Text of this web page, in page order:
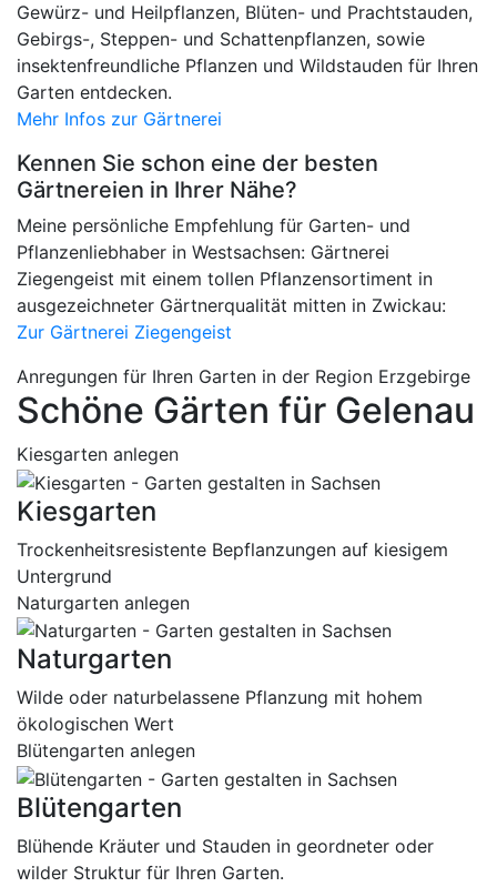
Gewürz- und Heilpflanzen, Blüten- und Prachtstauden,
Gebirgs-, Steppen- und Schattenpflanzen, sowie
insektenfreundliche Pflanzen und Wildstauden für Ihren
Garten entdecken.
Mehr Infos zur Gärtnerei
Kennen Sie schon eine der besten
Gärtnereien in Ihrer Nähe?
Meine persönliche Empfehlung für Garten- und
Pflanzenliebhaber in Westsachsen: Gärtnerei
Ziegengeist mit einem tollen Pflanzensortiment in
ausgezeichneter Gärtnerqualität mitten in Zwickau:
Zur Gärtnerei Ziegengeist
Anregungen für Ihren Garten in der Region Erzgebirge
Schöne Gärten für Gelenau
Kiesgarten anlegen
Kiesgarten
Trockenheitsresistente Bepflanzungen auf kiesigem
Untergrund
Naturgarten anlegen
Naturgarten
Wilde oder naturbelassene Pflanzung mit hohem
ökologischen Wert
Blütengarten anlegen
Blütengarten
Blühende Kräuter und Stauden in geordneter oder
wilder Struktur für Ihren Garten.